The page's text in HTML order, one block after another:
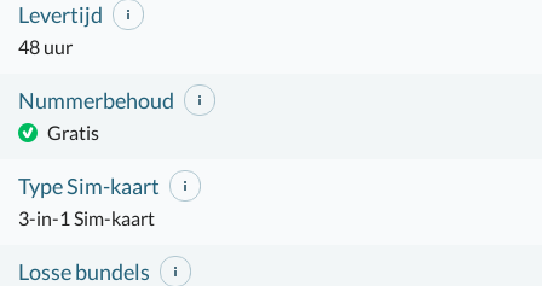
Levertijd
48 uur
Nummerbehoud
Gratis
Type Sim-kaart
3-in-1 Sim-kaart
Losse bundels